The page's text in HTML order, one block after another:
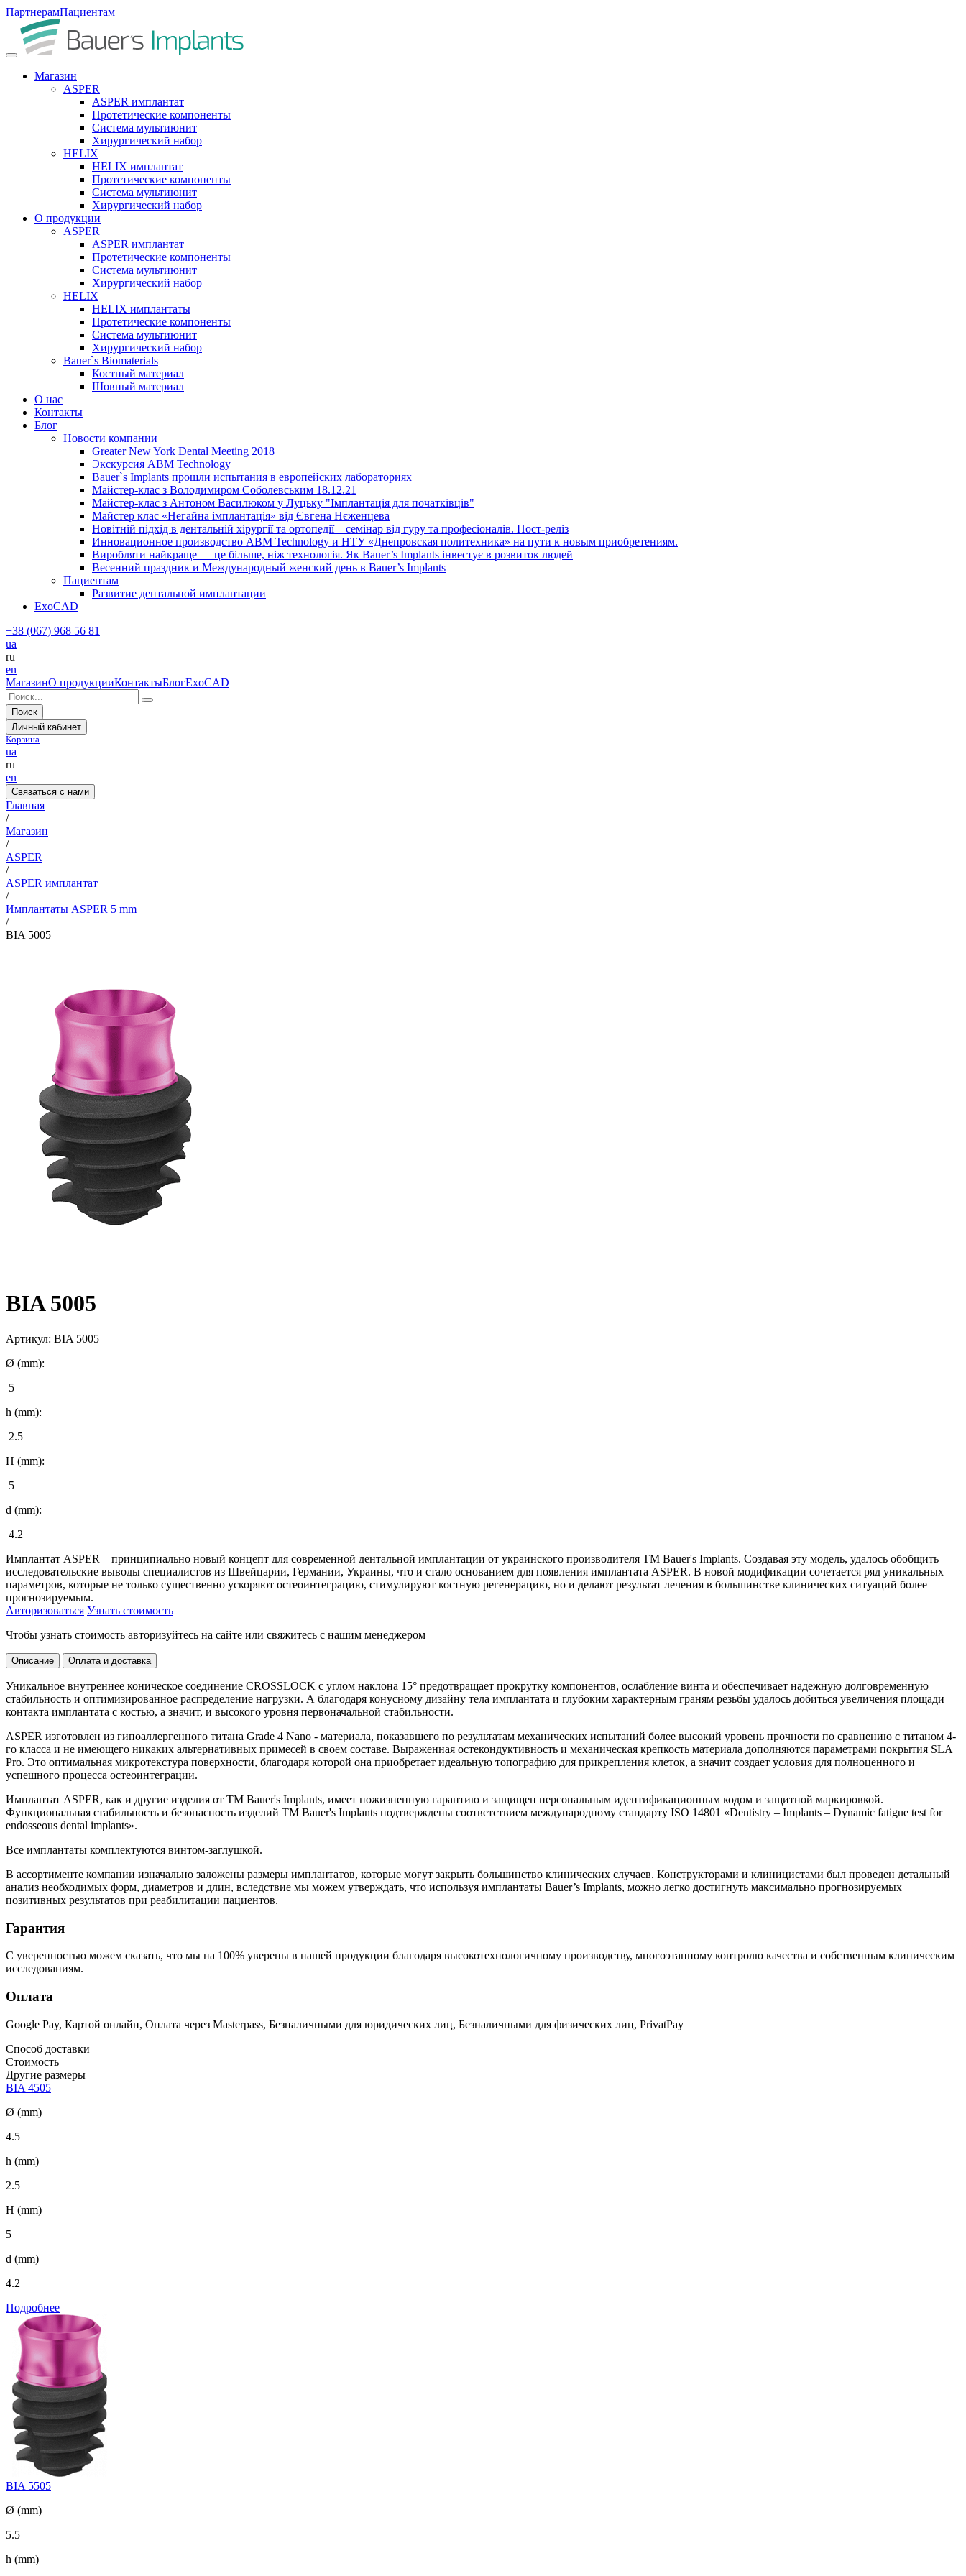
ПартнерамПациентам
Магазин
ASPER
ASPER имплантат
Протетические компоненты
Система мультиюнит
Хирургический набор
HELIX
HELIX имплантат
Протетические компоненты
Система мультиюнит
Хирургический набор
О продукции
ASPER
ASPER имплантат
Протетические компоненты
Система мультиюнит
Хирургический набор
HELIX
HELIX имплантаты
Протетические компоненты
Система мультиюнит
Хирургический набор
Bauer`s Biomaterials
Костный материал
Шовный материал
О нас
Контакты
Блог
Новости компании
Greater New York Dental Meeting 2018
Экскурсия ABM Technology
Bauer`s Implants прошли испытания в европейских лабораториях
Майстер-клас з Володимиром Соболевським 18.12.21
Майстер-клас з Антоном Василюком у Луцьку "Імплантація для початківців"
Майстер клас «Негайна імплантація» від Євгена Нєженцева
Новітній підхід в дентальній хірургії та ортопедії – семінар від гуру та професіоналів. Пост-реліз
Инновационное производство ABM Technology и НТУ «Днепровская политехника» на пути к новым приобретениям.
Виробляти найкраще — це більше, ніж технологія. Як Bauer’s Implants інвестує в розвиток людей
Весенний праздник и Международный женский день в Bauer’s Implants
Пациентам
Развитие дентальной имплантации
ExoCAD
+38 (067) 968 56 81
ua
ru
en
МагазинО продукцииКонтактыБлогExoCAD
Поиск
Личный кабинет
Корзина
ua
ru
en
Связаться с нами
Главная
/
Магазин
/
ASPER
/
ASPER имплантат
/
Имплантаты ASPER 5 mm
/
BIA 5005
BIA 5005
Артикул: BIA 5005
Ø (mm):
5
h (mm):
2.5
H (mm):
5
d (mm):
4.2
Имплантат ASPER – принципиально новый концепт для современной дентальной имплантации от украинского производителя ТМ Bauer's Implants. Создавая эту модель, удалось обобщить
исследовательские выводы специалистов из Швейцарии, Германии, Украины, что и стало основанием для появления имплантата ASPER. В новой модификации сочетается ряд уникальных
параметров, которые не только существенно ускоряют остеоинтеграцию, стимулируют костную регенерацию, но и делают результат лечения в большинстве клинических ситуаций более
прогнозируемым.
Авторизоваться Узнать стоимость
Чтобы узнать стоимость авторизуйтесь на сайте или свяжитесь с нашим менеджером
Описание Оплата и доставка
Уникальное внутреннее коническое соединение CROSSLOCK с углом наклона 15° предотвращает прокрутку компонентов, ослабление винта и обеспечивает надежную долговременную
стабильность и оптимизированное распределение нагрузки. А благодаря конусному дизайну тела имплантата и глубоким характерным граням резьбы удалось добиться увеличения площади
контакта имплантата с костью, а значит, и высокого уровня первоначальной стабильности.
ASPER изготовлен из гипоаллергенного титана Grade 4 Nano - материала, показавшего по результатам механических испытаний более высокий уровень прочности по сравнению с титаном 4-
го класса и не имеющего никаких альтернативных примесей в своем составе. Выраженная остекондуктивность и механическая крепкость материала дополняются параметрами покрытия SLA
Pro. Это оптимальная микротекстура поверхности, благодаря которой она приобретает идеальную топографию для прикрепления клеток, а значит создает условия для полноценного и
успешного процесса остеоинтеграции.
Имплантат ASPER, как и другие изделия от ТМ Bauer's Implants, имеет пожизненную гарантию и защищен персональным идентификационным кодом и защитной маркировкой.
Функциональная стабильность и безопасность изделий ТМ Bauer's Implants подтверждены соответствием международному стандарту ISO 14801 «Dentistry – Implants – Dynamic fatigue test for
endosseous dental implants».
Все имплантаты комплектуются винтом-заглушкой.
В ассортименте компании изначально заложены размеры имплантатов, которые могут закрыть большинство клинических случаев. Конструкторами и клиницистами был проведен детальный
анализ необходимых форм, диаметров и длин, вследствие мы можем утверждать, что используя имплантаты Bauer’s Implants, можно легко достигнуть максимально прогнозируемых
позитивных результатов при реабилитации пациентов.
Гарантия
С уверенностью можем сказать, что мы на 100% уверены в нашей продукции благодаря высокотехнологичному производству, многоэтапному контролю качества и собственным клиническим
исследованиям.
Оплата
Google Pay, Картой онлайн, Оплата через Masterpass, Безналичными для юридических лиц, Безналичными для физических лиц, PrivatPay
Способ доставки
Стоимость
Другие размеры
BIA 4505
Ø (mm)
4.5
h (mm)
2.5
H (mm)
5
d (mm)
4.2
Подробнее
BIA 5505
Ø (mm)
5.5
h (mm)